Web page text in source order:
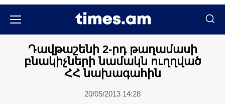
Դավթաշենի 2-րդ թաղամասի
բնակիչների նամակն ուղղված
ՀՀ նախագահին
20/05/2013 14:28